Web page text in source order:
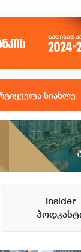
ყველა სიახლე
Insider